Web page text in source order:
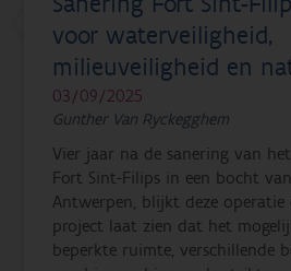
voor waterveiligheid,
milieuveiligheid en
03/09/2025
Gunther Van Ryckegghem
Vier jaar na de sanering van
Fort Sint-Filips in een bocht
Antwerpen, blijkt deze operatie
project laat zien dat het
beperkte ruimte, verschillende